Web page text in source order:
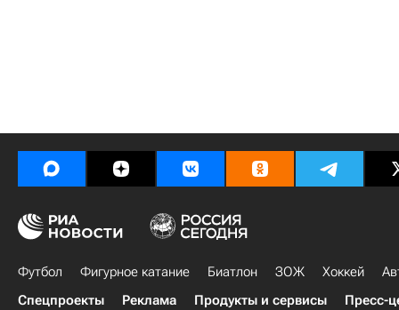
Футбол Фигурное катание Биатлон ЗОЖ Хоккей
Спецпроекты
Реклама Продукты и сервисы Пресс-